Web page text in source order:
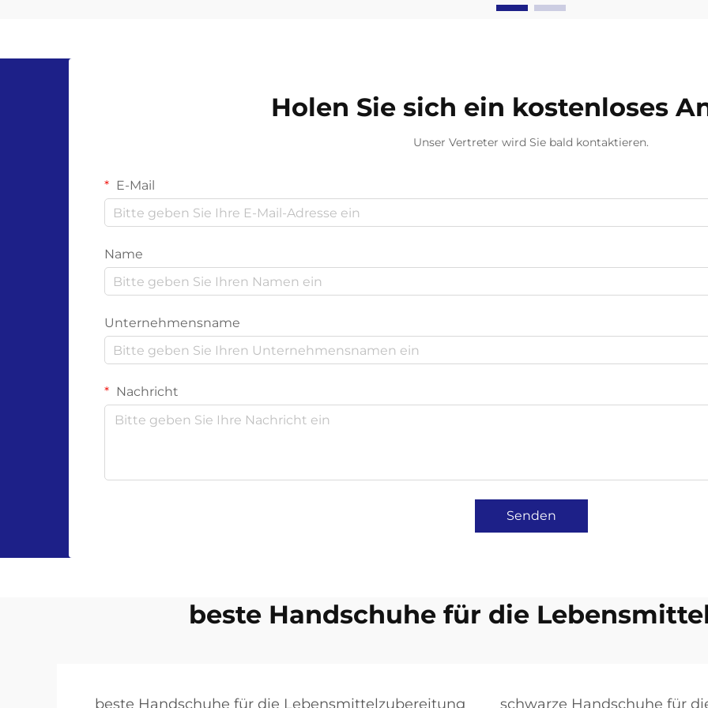
geworden. Diese innovativenHolen Sie sich ein kostenloses
Unser Vertreter wird Sie bald kontaktieren.
E-Mail
Name
Unternehmensname
Nachricht
Senden
beste Handschuhe für die
beste Handschuhe für die Lebensmittelzubereitung schwarze Handschuhe für